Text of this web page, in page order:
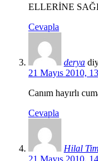
ELLERİNE
Cevapla
derya
21 Mayıs 2010,
Canım hayırlı
Cevapla
Hilal
21 Mayıs 2010,